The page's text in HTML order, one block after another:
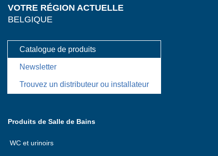
VOTRE RÉGION ACTUELLE
BELGIQUE
Catalogue de produits
Newsletter
Trouvez un distributeur ou installateur
Produits de Salle de Bains
WC et urinoirs